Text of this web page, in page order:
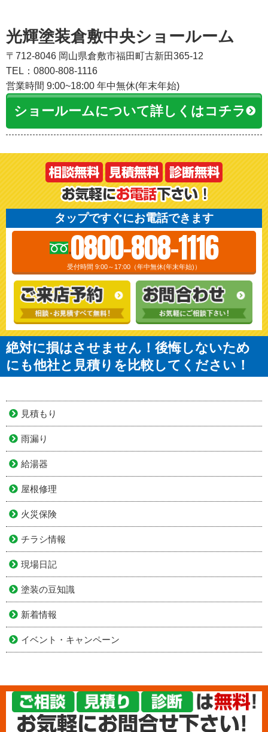
光輝塗装倉敷中央ショールーム
〒712-8046 岡山県倉敷市福田町古新田365-12
TEL：0800-808-1116
営業時間 9:00~18:00 年中無休(年末年始)
ショールームについて詳しくはコチラ
タップですぐにお電話できます
0800-808-1116
受付時間 9:00～17:00（年中無休(年末年始)）
絶対に損はさせません！後悔しないため
にも他社と見積りを比較してください！
見積もり
雨漏り
給湯器
屋根修理
火災保険
チラシ情報
現場日記
塗装の豆知識
新着情報
イベント・キャンペーン